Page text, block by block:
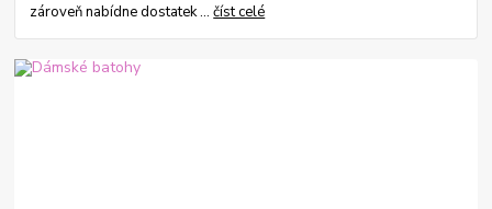
zároveň nabídne dostatek ...číst celé